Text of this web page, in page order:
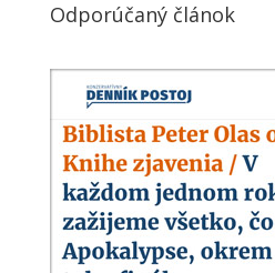
Odporúčaný článok